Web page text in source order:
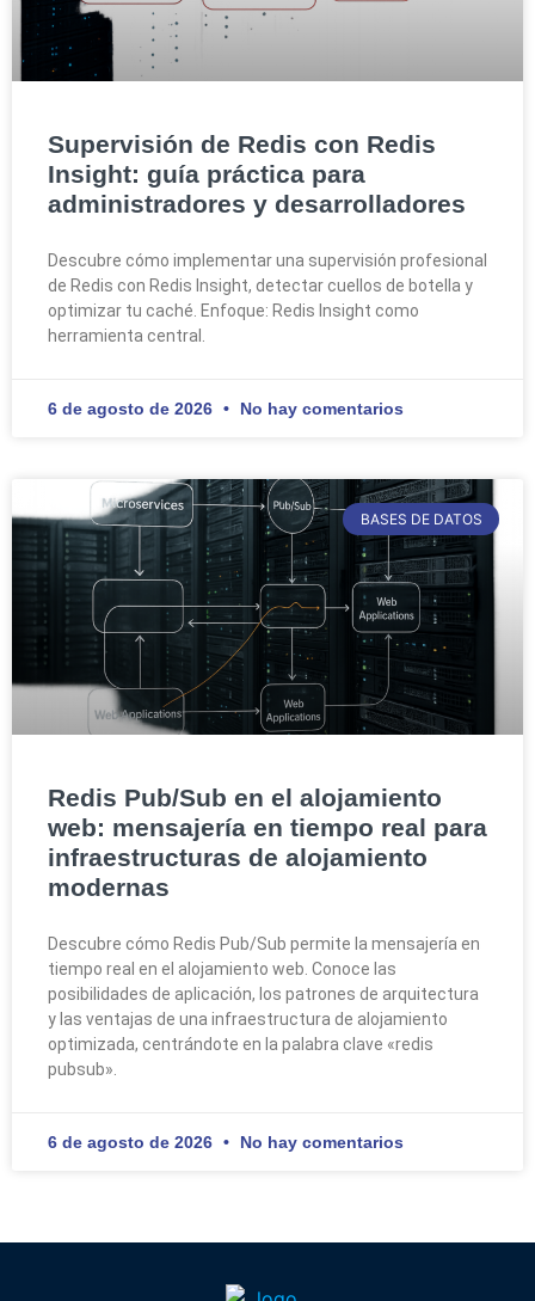
Supervisión de Redis con Redis
Insight: guía práctica para
administradores y desarrolladores
Descubre cómo implementar una supervisión profesional
de Redis con Redis Insight, detectar cuellos de botella y
optimizar tu caché. Enfoque: Redis Insight como
herramienta central.
6 de agosto de 2026 No hay comentarios
BASES DE DATOS
Redis Pub/Sub en el alojamiento
web: mensajería en tiempo real para
infraestructuras de alojamiento
modernas
Descubre cómo Redis Pub/Sub permite la mensajería en
tiempo real en el alojamiento web. Conoce las
posibilidades de aplicación, los patrones de arquitectura
y las ventajas de una infraestructura de alojamiento
optimizada, centrándote en la palabra clave «redis
pubsub».
6 de agosto de 2026 No hay comentarios